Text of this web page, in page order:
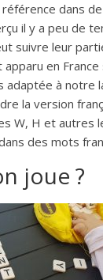
dans
il y a peu de
suivre leur
en
à notre
la version
W, H et autres
des mots
joue ?